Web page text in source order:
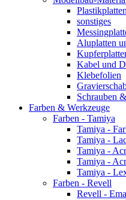
sonstiges
Aluplatten
Kabel und
Klebefolien
Schrauben
Farben & Werkzeuge
Farben - Tamiya
Tamiya -
Tamiya -
Tamiya -
Tamiya -
Tamiya -
Farben - Revell
Revell -